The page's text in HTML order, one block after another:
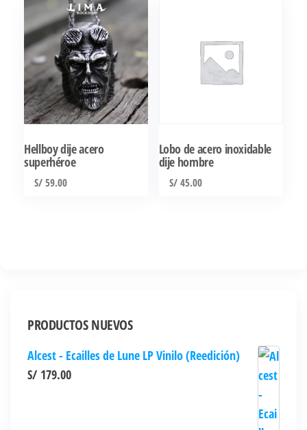
Hellboy dije acero
superhéroe
S/59.00
Lobo de acero inoxidable
dije hombre
S/45.00
PRODUCTOS NUEVOS
Alcest - Ecailles de Lune LP Vinilo (Reedición)
S/ 179.00